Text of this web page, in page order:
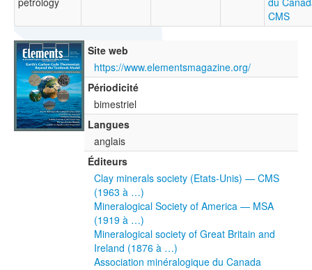
CMS
Site web
https://www.elementsmagazine.org/
Périodicité
bimestriel
Langues
anglais
Éditeurs
Clay minerals society (Etats-Unis) — CMS
(1963 à …)
Mineralogical Society of America — MSA
(1919 à …)
Mineralogical society of Great Britain and
Ireland (1876 à …)
Association minéralogique du Canada